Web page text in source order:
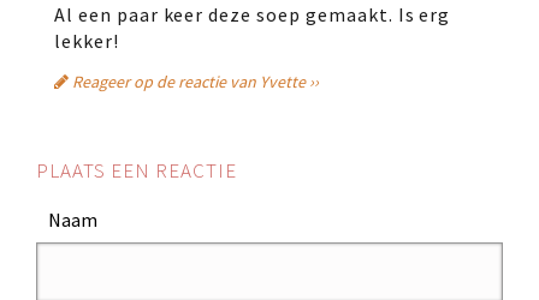
Al een paar keer deze soep gemaakt. Is erg
lekker!
Reageer op de reactie van Yvette ››
PLAATS EEN REACTIE
Naam